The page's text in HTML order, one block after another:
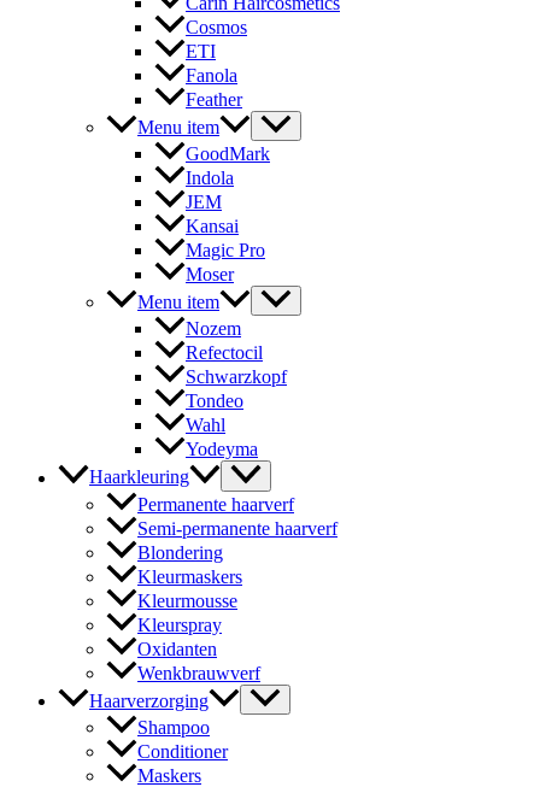
Cosmos
ETI
Fanola
Feather
Menu item
GoodMark
Indola
JEM
Kansai
Magic Pro
Moser
Menu item
Nozem
Refectocil
Schwarzkopf
Tondeo
Wahl
Yodeyma
Haarkleuring
Permanente haarverf
Semi-permanente haarverf
Blondering
Kleurmaskers
Kleurmousse
Kleurspray
Oxidanten
Wenkbrauwverf
Haarverzorging
Shampoo
Conditioner
Maskers